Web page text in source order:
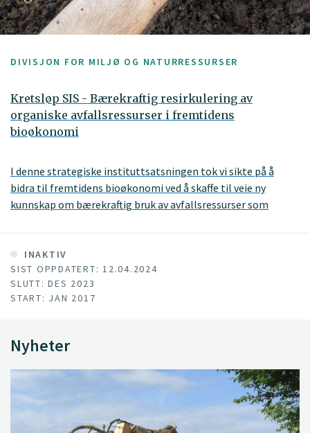
DIVISJON FOR MILJØ OG NATURRESSURSER
Kretsløp SIS - Bærekraftig resirkulering av
organiske avfallsressurser i fremtidens
bioøkonomi
I denne strategiske instituttsatsningen tok vi sikte på å
bidra til fremtidens bioøkonomi ved å skaffe til veie ny
kunnskap om bærekraftig bruk av avfallsressurser som
INAKTIV
SIST OPPDATERT: 12.04.2024
SLUTT: DES 2023
START: JAN 2017
Nyheter